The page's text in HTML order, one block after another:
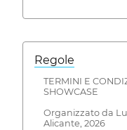
Regole
TERMINI E
SHOWCASE
Organizzato da
Alicante, 2026